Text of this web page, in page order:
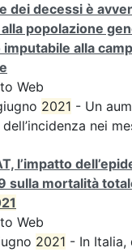
dei decessi è
popolazione
alla
Web
2021 - Un
nei
l’impatto
sulla mortalità
Web
2021 - In Italia,